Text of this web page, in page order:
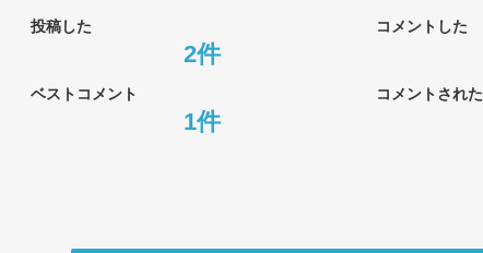
投稿した コメントした
2件
ベストコメント コメントされた
1件